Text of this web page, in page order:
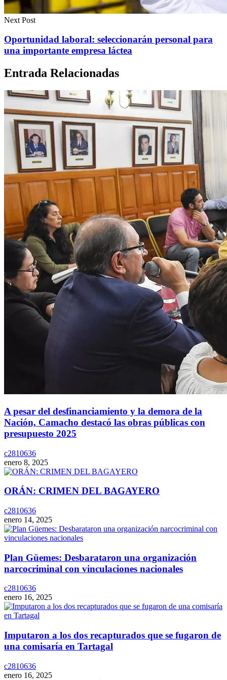
Next Post
Oportunidad laboral: seleccionarán personal para
una importante empresa láctea
Entrada Relacionadas
A pesar del desfinanciamiento y la demora de la
Nación, Camacho destacó las obras públicas con
presupuesto 2025
c2810636
enero 8, 2025
ORÁN: CRIMEN DEL BAGAYERO
c2810636
enero 14, 2025
Plan Güemes: Desbarataron una organización
narcocriminal con vinculaciones nacionales
c2810636
enero 16, 2025
Imputaron a los dos recapturados que se fugaron de
una comisaría en Tartagal
c2810636
enero 16, 2025